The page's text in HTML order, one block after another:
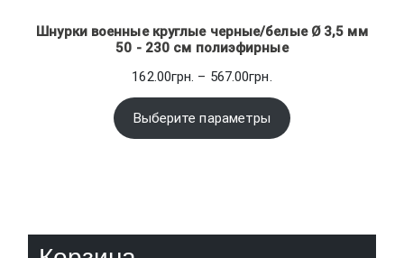
Шнурки военные круглые черные/белые Ø 3,5 мм
50 - 230 см полиэфирные
162.00грн. – 567.00грн.
цен:
162.00грн.
–
Выберите параметры